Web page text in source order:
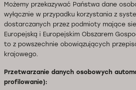
Możemy przekazywać Państwa dane
wyłącznie w przypadku korzystania z
dostarczanych przez podmioty mające
Europejską i Europejskim Obszarem
to z powszechnie obowiązujących
krajowego.
Przetwarzanie danych osobowych
profilowanie):